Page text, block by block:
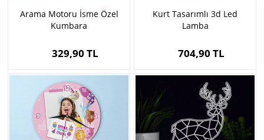
Arama Motoru İsme Özel
Kumbara
329,90 TL
Kurt Tasarımlı 3d Led
Lamba
704,90 TL